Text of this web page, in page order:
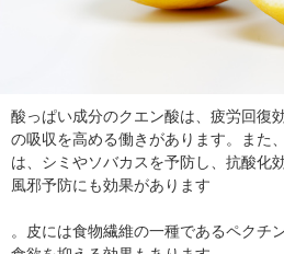
酸っぱい成分のクエン酸は、疲労回復
の吸収を高める働きがあります。また
は、シミやソバカスを予防し、抗酸化
風邪予防にも効果があります
。皮には食物繊維の一種であるペクチ